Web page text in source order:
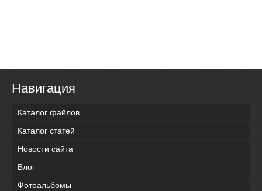
Навигация
Каталог файлов
Каталог статей
Новости сайта
Блог
Фотоальбомы